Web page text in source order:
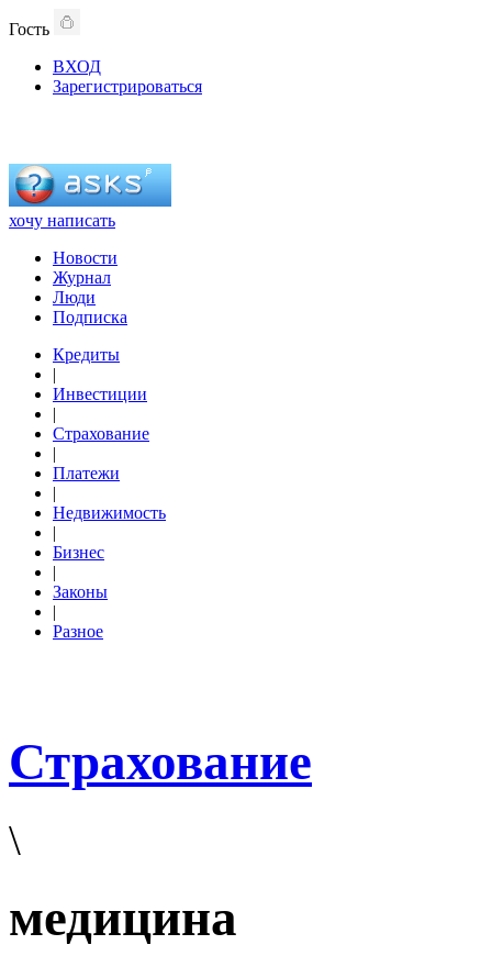
Гость
ВХОД
Зарегистрироваться
хочу написать
Новости
Журнал
Люди
Подписка
Кредиты
|
Инвестиции
|
Страхование
|
Платежи
|
Недвижимость
|
Бизнес
|
Законы
|
Разное
Страхование
\
медицина